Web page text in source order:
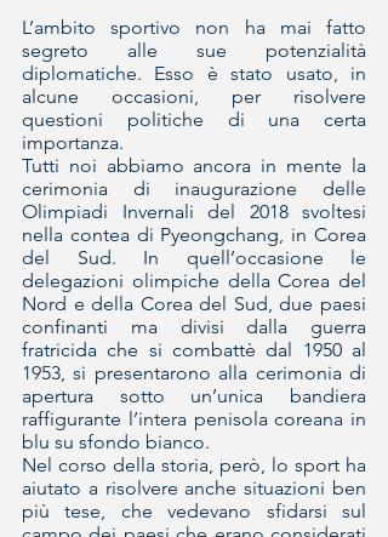
L’ambito sportivo non ha mai fatto
segreto alle sue potenzialità
diplomatiche. Esso è stato usato, in
alcune occasioni, per risolvere
questioni politiche di una certa
importanza.
Tutti noi abbiamo ancora in mente la
cerimonia di inaugurazione delle
Olimpiadi Invernali del 2018 svoltesi
nella contea di Pyeongchang, in Corea
del Sud. In quell’occasione le
delegazioni olimpiche della Corea del
Nord e della Corea del Sud, due paesi
confinanti ma divisi dalla guerra
fratricida che si combattè dal 1950 al
1953, si presentarono alla cerimonia di
apertura sotto un’unica bandiera
raffigurante l’intera penisola coreana in
blu su sfondo bianco.
Nel corso della storia, però, lo sport ha
aiutato a risolvere anche situazioni ben
più tese, che vedevano sfidarsi sul